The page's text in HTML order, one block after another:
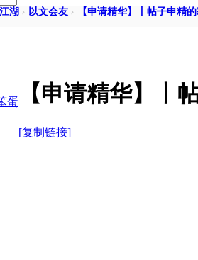
湖 › 以文会友 › 【申请精华】丨帖子申精
蛋 【申请精华】丨
[复制链接]